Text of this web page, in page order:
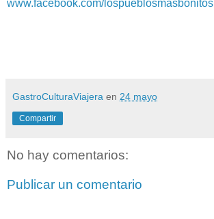
www.facebook.com/lospueblosmasbonitos
GastroCulturaViajera en 24 mayo
Compartir
No hay comentarios:
Publicar un comentario